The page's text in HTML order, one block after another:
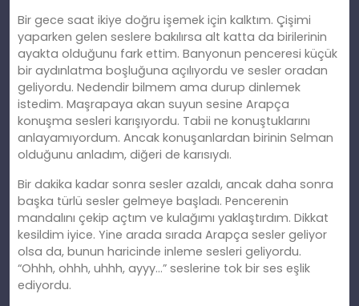
Bir gece saat ikiye doğru işemek için kalktım. Çişimi
yaparken gelen seslere bakılırsa alt katta da birilerinin
ayakta olduğunu fark ettim. Banyonun penceresi küçük
bir aydınlatma boşluğuna açılıyordu ve sesler oradan
geliyordu. Nedendir bilmem ama durup dinlemek
istedim. Maşrapaya akan suyun sesine Arapça
konuşma sesleri karışıyordu. Tabii ne konuştuklarını
anlayamıyordum. Ancak konuşanlardan birinin Selman
olduğunu anladım, diğeri de karısıydı.
Bir dakika kadar sonra sesler azaldı, ancak daha sonra
başka türlü sesler gelmeye başladı. Pencerenin
mandalını çekip açtım ve kulağımı yaklaştırdım. Dikkat
kesildim iyice. Yine arada sırada Arapça sesler geliyor
olsa da, bunun haricinde inleme sesleri geliyordu.
“Ohhh, ohhh, uhhh, ayyy…” seslerine tok bir ses eşlik
ediyordu.